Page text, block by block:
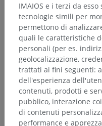
Gerarchia
Anatomia umana 2
Corpo umano>
Sistema nervoso>
IMAIOS e i terzi da
tecnologie simili per
permettono di
quali le caratteristiche
personali (per es.
geolocalizzazione,
trattati ai fini seguenti:
dell'esperienza
contenuti, prodotti e
pubblico, interazione
di contenuti
performance e